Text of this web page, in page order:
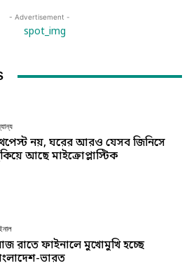
- Advertisement -
নয়, ঘরের আরও যেসব জিনিসে
আছে মাইক্রোপ্লাস্টিক
রাতে ফাইনালে মুখোমুখি হচ্ছে
ভারত